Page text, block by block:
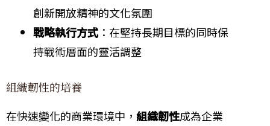
創新開放精神的文化氛圍
戰略執行方式：在堅持長期目標的同時保
持戰術層面的靈活調整
組織韌性的培養
在快速變化的商業環境中， 組織韌性成為企業